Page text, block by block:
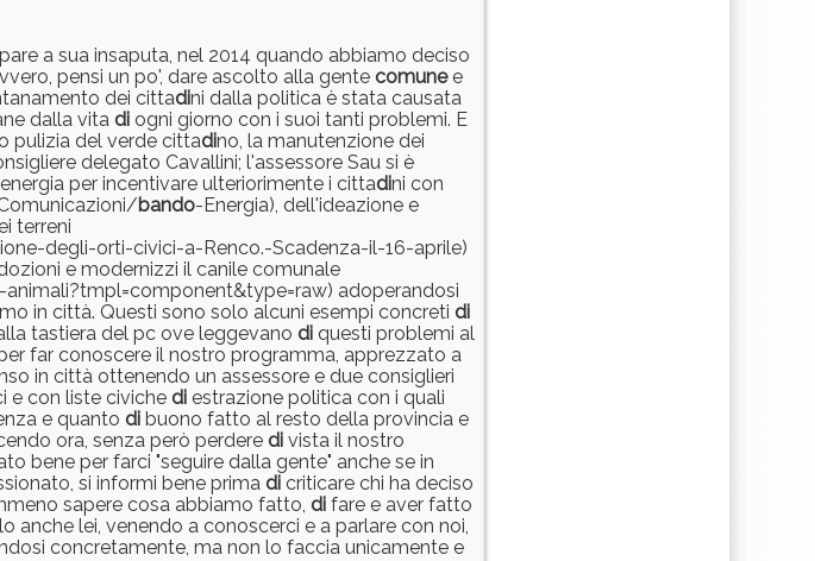
a sua insaputa, nel 2014 quando abbiamo deciso
pensi un po', dare ascolto alla gente comunee
dei cittadini dalla politica è stata causata
dalla vita di ogni giorno con i suoi tanti problemi. E
pulizia del verde cittadino, la manutenzione dei
delegato Cavallini; l'assessore Sau si è
energia per incentivare ulteriorimente i cittadini con
bando-Energia), dell'ideazione e
terreni
degli-orti-civici-a-Renco.-Scadenza-il-16-aprile)
e modernizzi il canile comunale
-animali?tmpl=component&type=raw) adoperandosi
in città. Questi sono solo alcuni esempi concreti di
tastiera del pc ove leggevano di questi problemi al
far conoscere il nostro programma, apprezzato a
in città ottenendo un assessore e due consiglieri
e con liste civiche di estrazione politica con i quali
e quanto di buono fatto al resto della provincia e
ora, senza però perdere di vista il nostro
bene per farci "seguire dalla gente" anche se in
si informi bene prima di criticare chi ha deciso
sapere cosa abbiamo fatto, di fare e aver fatto
lei, venendo a conoscerci e a parlare con noi,
concretamente, ma non lo faccia unicamente e